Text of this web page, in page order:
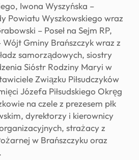
Iwona Wyszyńska –
Powiatu Wyszkowskiego wraz
– Poseł na Sejm RP,
Wójt Gminy Brańszczyk wraz z
samorządowych, siostry
Sióstr Rodziny Maryi w
Związku Piłsudczyków
Józefa Piłsudskiego Okręg
na czele z prezesem płk
dyrektorzy i kierownicy
strażacy z
w Brańszczyku oraz